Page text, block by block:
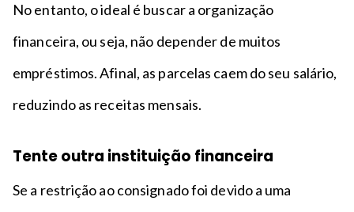
No entanto, o ideal é buscar a organização
financeira, ou seja, não depender de muitos
empréstimos. Afinal, as parcelas caem do seu salário,
reduzindo as receitas mensais.
Tente outra instituição financeira
Se a restrição ao consignado foi devido a uma